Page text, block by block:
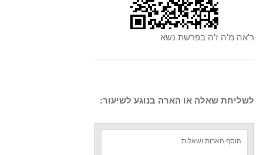
ר'אה מ'ה ז'ה בפרשת נשא
לשליחת שאלה או הארה בנוגע לשיעור: